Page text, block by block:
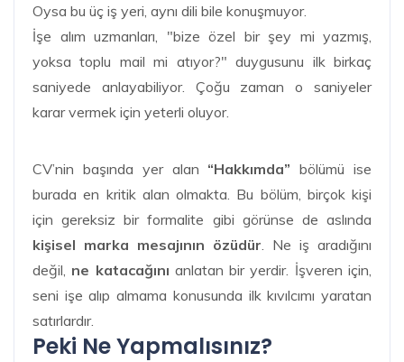
Oysa bu üç iş yeri, aynı dili bile konuşmuyor.
İşe alım uzmanları, "bize özel bir şey mi yazmış,
yoksa toplu mail mi atıyor?" duygusunu ilk birkaç
saniyede anlayabiliyor. Çoğu zaman o saniyeler
karar vermek için yeterli oluyor.
CV’nin başında yer alan “Hakkımda” bölümü ise
burada en kritik alan olmakta. Bu bölüm, birçok kişi
için gereksiz bir formalite gibi görünse de aslında
kişisel marka mesajının özüdür . Ne iş aradığını
değil, ne katacağını anlatan bir yerdir. İşveren için,
seni işe alıp almama konusunda ilk kıvılcımı yaratan
satırlardır.
Peki Ne Yapmalısınız?